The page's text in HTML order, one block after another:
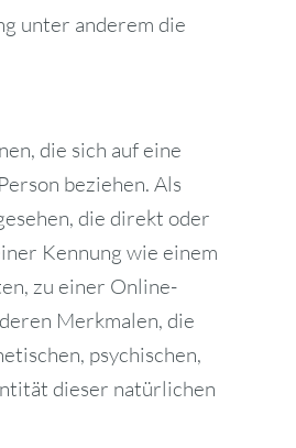
unter anderem die
die sich auf eine
beziehen. Als
die direkt oder
Kennung wie einem
zu einer Online-
Merkmalen, die
psychischen,
dieser natürlichen